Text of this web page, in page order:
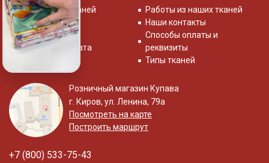
Распродажа тканей
Отзывы о нас
Система скидок
Доставка и оплата
Работы из наших тканей
Наши контакты
Способы оплаты и
реквизиты
Типы тканей
Розничный магазин Купава
г. Киров, ул. Ленина, 79а
Посмотреть на карте
Построить маршрут
+7 (800) 533-75-43